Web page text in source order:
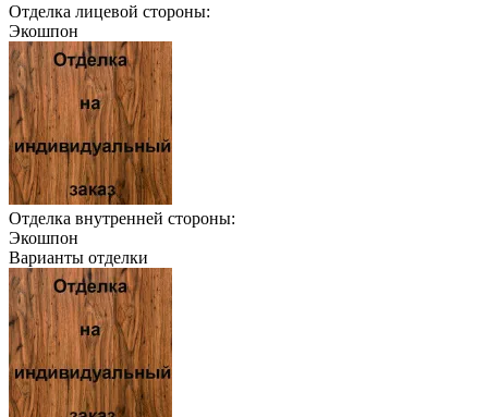
Отделка лицевой стороны:
Экошпон
Отделка внутренней стороны:
Экошпон
Варианты отделки